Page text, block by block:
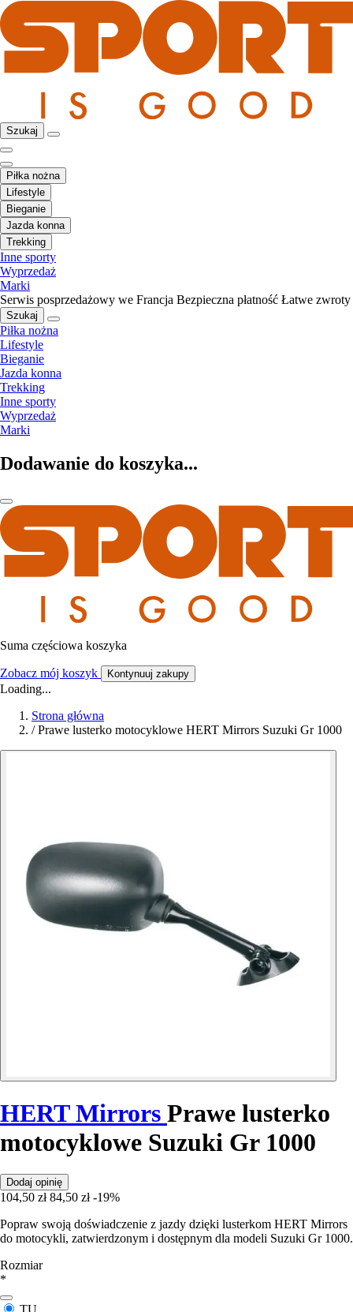
Szukaj
Piłka nożna
Lifestyle
Bieganie
Jazda konna
Trekking
Inne sporty
Wyprzedaż
Marki
Serwis posprzedażowy we Francja Bezpieczna płatność Łatwe zwroty
Szukaj
Piłka nożna
Lifestyle
Bieganie
Jazda konna
Trekking
Inne sporty
Wyprzedaż
Marki
Dodawanie do koszyka...
Suma częściowa koszyka
Zobacz mój koszyk Kontynuuj zakupy
Loading...
Strona główna
/ Prawe lusterko motocyklowe HERT Mirrors Suzuki Gr 1000
HERT Mirrors Prawe lusterko
motocyklowe Suzuki Gr 1000
Dodaj opinię
104,50 zł 84,50 zł -19%
Popraw swoją doświadczenie z jazdy dzięki lusterkom HERT Mirrors
do motocykli, zatwierdzonym i dostępnym dla modeli Suzuki Gr 1000.
Rozmiar
*
TU